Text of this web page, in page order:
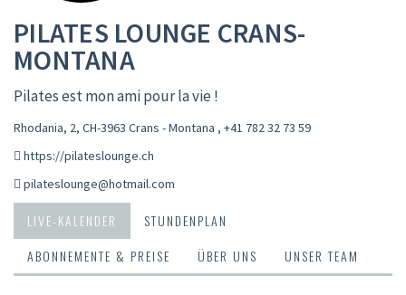
PILATES LOUNGE CRANS-
MONTANA
Pilates est mon ami pour la vie !
Rhodania, 2, CH-3963 Crans - Montana , +41 782 32 73 59
https://pilateslounge.ch
pilateslounge@hotmail.com
LIVE-KALENDER
STUNDENPLAN
ABONNEMENTE & PREISE
ÜBER UNS UNSER TEAM